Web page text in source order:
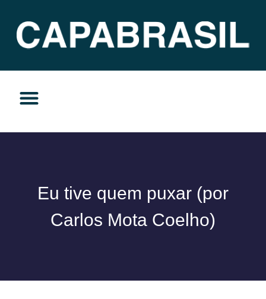
Eu tive quem puxar (por
Carlos Mota Coelho)